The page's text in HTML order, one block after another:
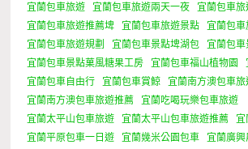
宜蘭包車旅遊
宜蘭包車旅遊兩天一夜
宜蘭包車
宜蘭包車旅遊推薦埤
宜蘭包車旅遊景點
宜蘭包車
宜蘭包車旅遊規劃
宜蘭包車景點埤湖包
宜蘭包
宜蘭包車景點菓風糖果工房
宜蘭包車福山植物園
宜蘭包車自由行
宜蘭包車賞鯨
宜蘭南方澳包車旅
宜蘭南方澳包車旅遊推薦
宜蘭吃喝玩樂包車旅遊
宜蘭太平山包車旅遊
宜蘭太平山包車旅遊推薦
宜
宜蘭平原包車一日遊
宜蘭幾米公園包車
宜蘭廣